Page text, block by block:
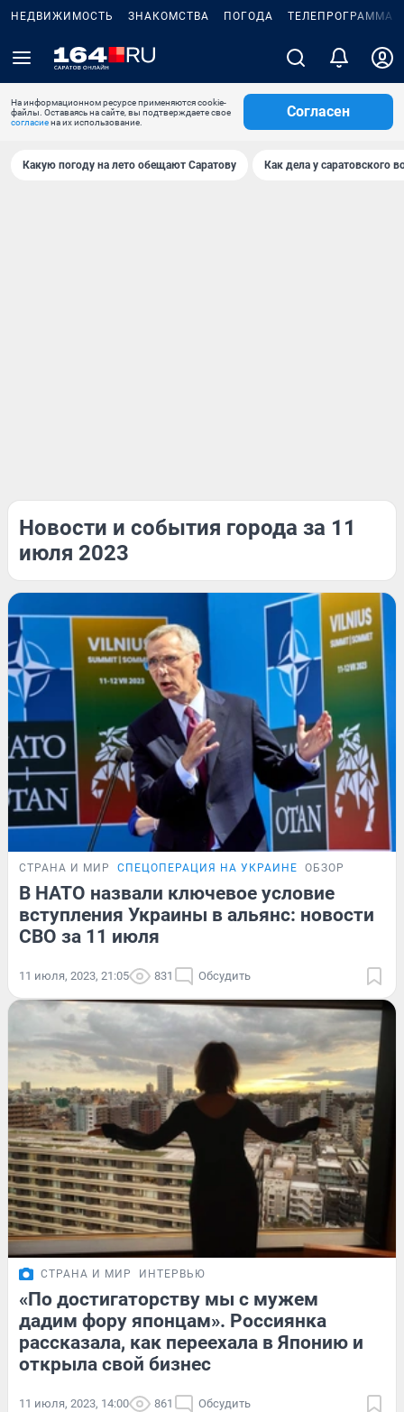
НЕДВИЖИМОСТЬ ЗНАКОМСТВА ПОГОДА ТЕЛЕПРОГРАММА
На информационном ресурсе применяются cookie-
файлы. Оставаясь на сайте, вы подтверждаете свое
согласиена их использование.
Согласен
Какую погоду на лето обещают Саратову Как дела у саратовского
Новости и события города за 11
июля 2023
СТРАНА И МИР СПЕЦОПЕРАЦИЯ НА УКРАИНЕ ОБЗОР
В НАТО назвали ключевое условие
вступления Украины в альянс: новости
СВО за 11 июля
11 июля, 2023, 21:05 831 Обсудить
СТРАНА И МИР ИНТЕРВЬЮ
«По достигаторству мы с мужем
дадим фору японцам». Россиянка
рассказала, как переехала в Японию и
открыла свой бизнес
11 июля, 2023, 14:00 861 Обсудить